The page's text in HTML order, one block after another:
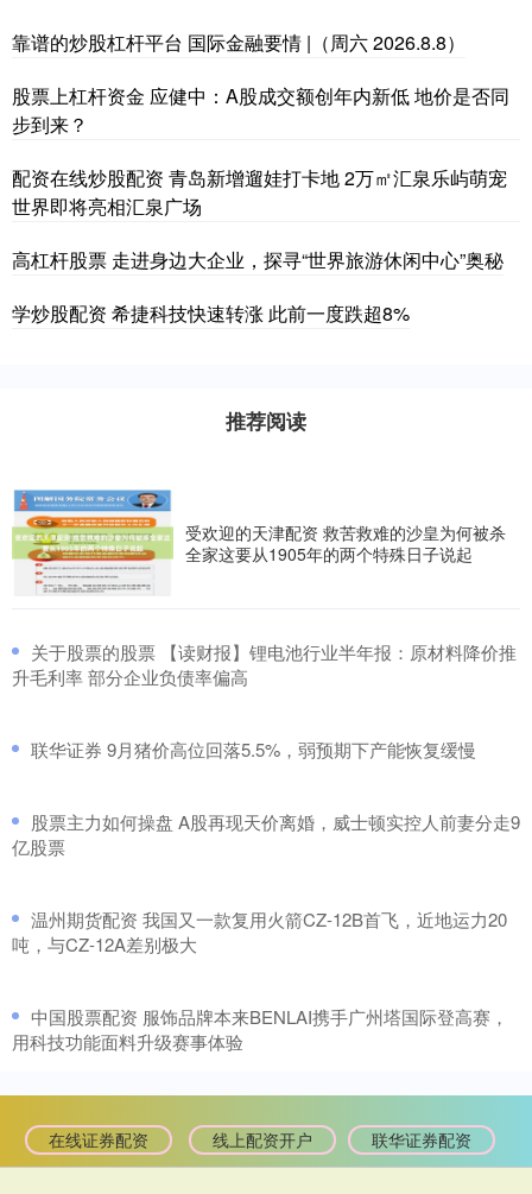
靠谱的炒股杠杆平台 国际金融要情 |（周六 2026.8.8）
股票上杠杆资金 应健中：A股成交额创年内新低 地价是否同
步到来？
配资在线炒股配资 青岛新增遛娃打卡地 2万㎡汇泉乐屿萌宠
世界即将亮相汇泉广场
高杠杆股票 走进身边大企业，探寻“世界旅游休闲中心”奥秘
学炒股配资 希捷科技快速转涨 此前一度跌超8%
推荐阅读
受欢迎的天津配资 救苦救难的沙皇为何被杀
全家这要从1905年的两个特殊日子说起
​关于股票的股票 【读财报】锂电池行业半年报：原材料降价推
升毛利率 部分企业负债率偏高
​联华证券 9月猪价高位回落5.5%，弱预期下产能恢复缓慢
​股票主力如何操盘 A股再现天价离婚，威士顿实控人前妻分走9
亿股票
​温州期货配资 我国又一款复用火箭CZ-12B首飞，近地运力20
吨，与CZ-12A差别极大
​中国股票配资 服饰品牌本来BENLAI携手广州塔国际登高赛，
用科技功能面料升级赛事体验
在线证券配资 线上配资开户 联华证券配资